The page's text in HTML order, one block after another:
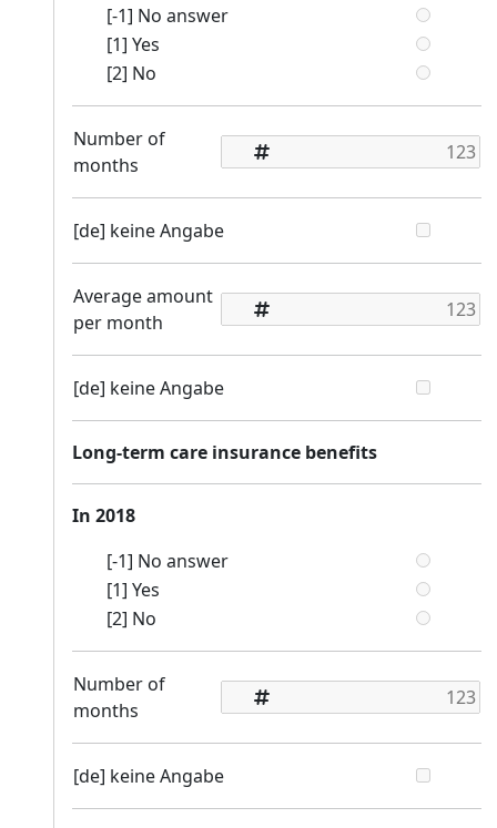
[-1] No answer
[1] Yes
[2] No
Number of
months
[de] keine Angabe
Average amount
per month
[de] keine Angabe
Long-term care insurance benefits
In 2018
[-1] No answer
[1] Yes
[2] No
Number of
months
[de] keine Angabe